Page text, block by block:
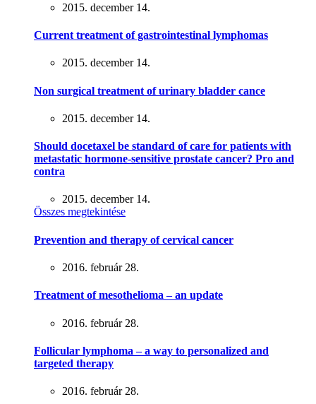
2015. december 14.
Current treatment of gastrointestinal lymphomas
2015. december 14.
Non surgical treatment of urinary bladder cance
2015. december 14.
Should docetaxel be standard of care for patients with
metastatic hormone-sensitive prostate cancer? Pro and
contra
2015. december 14.
Összes megtekintése
Prevention and therapy of cervical cancer
2016. február 28.
Treatment of mesothelioma – an update
2016. február 28.
Follicular lymphoma – a way to personalized and
targeted therapy
2016. február 28.